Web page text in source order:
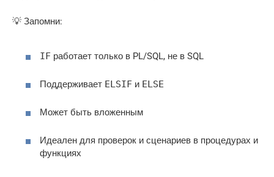
💡 Запомни:
IF работает только в PL/SQL, не в SQL
Поддерживает ELSIF и ELSE
Может быть вложенным
Идеален для проверок и сценариев в процедурах и
функциях